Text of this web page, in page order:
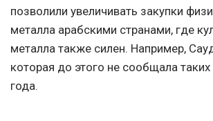
позволили увеличивать закупки
металла арабскими странами, где
металла также силен. Например,
которая до этого не сообщала
года.